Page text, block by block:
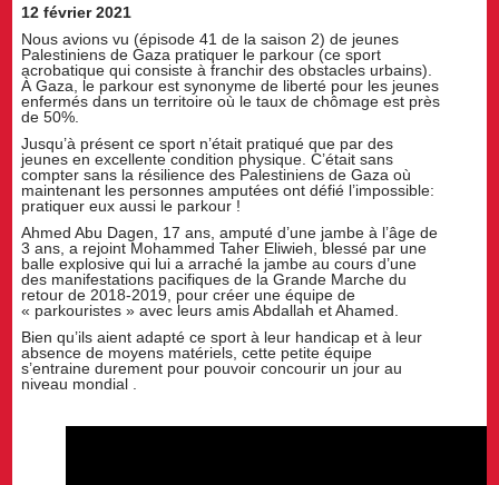
12 février 2021
Nous avions vu (épisode 41 de la saison 2) de jeunes
Palestiniens de Gaza pratiquer le parkour (ce sport
acrobatique qui consiste à franchir des obstacles urbains).
À Gaza, le parkour est synonyme de liberté pour les jeunes
enfermés dans un territoire où le taux de chômage est près
de 50%.
Jusqu’à présent ce sport n’était pratiqué que par des
jeunes en excellente condition physique. C’était sans
compter sans la résilience des Palestiniens de Gaza où
maintenant les personnes amputées ont défié l’impossible:
pratiquer eux aussi le parkour !
Ahmed Abu Dagen, 17 ans, amputé d’une jambe à l’âge de
3 ans, a rejoint Mohammed Taher Eliwieh, blessé par une
balle explosive qui lui a arraché la jambe au cours d’une
des manifestations pacifiques de la Grande Marche du
retour de 2018-2019, pour créer une équipe de
« parkouristes » avec leurs amis Abdallah et Ahamed.
Bien qu’ils aient adapté ce sport à leur handicap et à leur
absence de moyens matériels, cette petite équipe
s’entraine durement pour pouvoir concourir un jour au
niveau mondial .